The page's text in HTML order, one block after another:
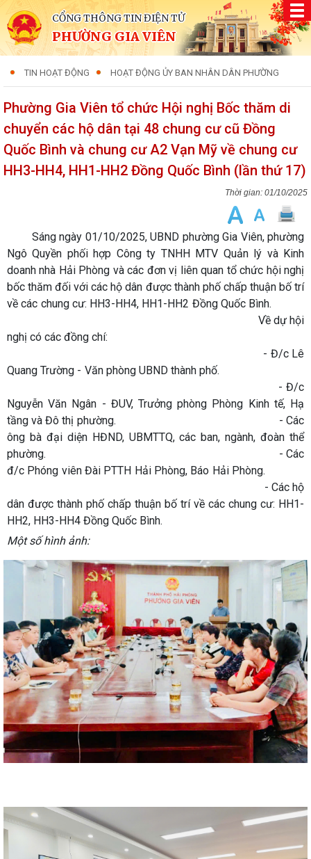
CỔNG THÔNG TIN ĐIỆN TỬ
PHƯỜNG GIA VIÊN
TIN HOẠT ĐỘNG HOẠT ĐỘNG ỦY BAN NHÂN DÂN PHƯỜNG
Phường Gia Viên tổ chức Hội nghị Bốc thăm di
chuyển các hộ dân tại 48 chung cư cũ Đồng
Quốc Bình và chung cư A2 Vạn Mỹ về chung cư
HH3-HH4, HH1-HH2 Đồng Quốc Bình (lần thứ 17)
01/10/2025
Sáng ngày 01/10/2025, UBND phường Gia Viên, phường
Ngô Quyền phối hợp Công ty TNHH MTV Quản lý và Kinh
doanh nhà Hải Phòng và các đơn vị liên quan tổ chức hội nghị
bốc thăm đối với các hộ dân được thành phố chấp thuận bố trí
về các chung cư: HH3-HH4, HH1-HH2 Đồng Quốc Bình.
Về dự hội
nghị có các đồng chí:
- Đ/c Lê
Quang Trường - Văn phòng UBND thành phố.
- Đ/c
Nguyễn Văn Ngân - ĐUV, Trưởng phòng Phòng Kinh tế, Hạ
tầng và Đô thị phường. - Các
ông bà đại diện HĐND, UBMTTQ, các ban, ngành, đoàn thể
phường. - Các
đ/c Phóng viên Đài PTTH Hải Phòng, Báo Hải Phòng.
- Các hộ
dân được thành phố chấp thuận bố trí về các chung cư: HH1-
HH2, HH3-HH4 Đồng Quốc Bình.
Một số hình ảnh: